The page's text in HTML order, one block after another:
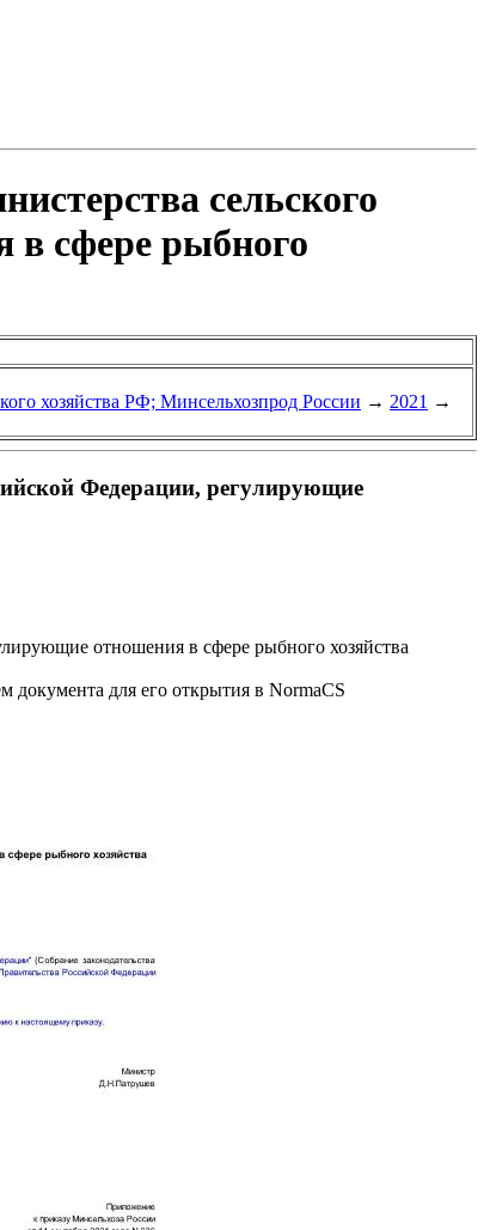
сельского
в сфере рыбного
хозяйства РФ; Минсельхозпрод России → 2021 →
Федерации, регулирующие
отношения в сфере рыбного хозяйства
документа для его открытия в NormaCS